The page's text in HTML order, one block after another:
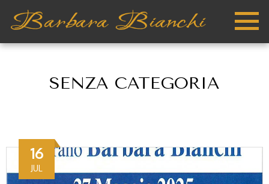
SENZA CATEGORIA
16
JUL